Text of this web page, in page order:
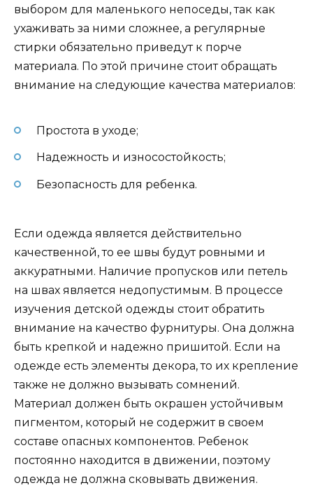
выбором для маленького непоседы, так как
ухаживать за ними сложнее, а регулярные
стирки обязательно приведут к порче
материала. По этой причине стоит обращать
внимание на следующие качества материалов:
Простота в уходе;
Надежность и износостойкость;
Безопасность для ребенка.
Если одежда является действительно
качественной, то ее швы будут ровными и
аккуратными. Наличие пропусков или петель
на швах является недопустимым. В процессе
изучения детской одежды стоит обратить
внимание на качество фурнитуры. Она должна
быть крепкой и надежно пришитой. Если на
одежде есть элементы декора, то их крепление
также не должно вызывать сомнений.
Материал должен быть окрашен устойчивым
пигментом, который не содержит в своем
составе опасных компонентов. Ребенок
постоянно находится в движении, поэтому
одежда не должна сковывать движения.